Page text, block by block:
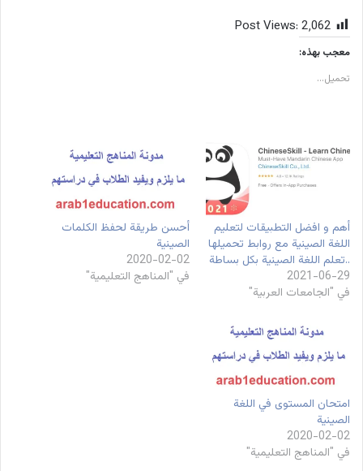
Post Views: 2٬062
معجب بهذه:
تحميل...
أهم و افضل التطبيقات لتعليم
اللغة الصينية مع روابط تحميلها
..تعلم اللغة الصينية بكل بساطة
2021-06-29
في "الجامعات العربية"
أحسن طريقة لحفظ الكلمات
الصينية
2020-02-02
في "المناهج التعليمية"
امتحان المستوى في اللغة
الصينية
2020-02-02
في "المناهج التعليمية"